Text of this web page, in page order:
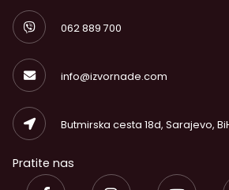
062 889 700
info@izvornade.com
Butmirska cesta 18d, Sarajevo,
Pratite nas